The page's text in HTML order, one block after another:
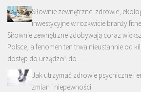
Siłownie zewnętrzne: zdrowie,
inwestycyjne w rozkwicie branży
Siłownie zewnętrzne zdobywają coraz
Polsce, a fenomen ten trwa nieustannie od
dostęp do urządzeń do …
Jak utrzymać zdrowie psychiczne i
zmian i niepewności